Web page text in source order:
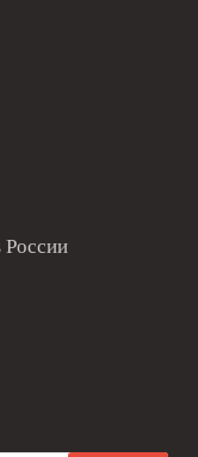
России